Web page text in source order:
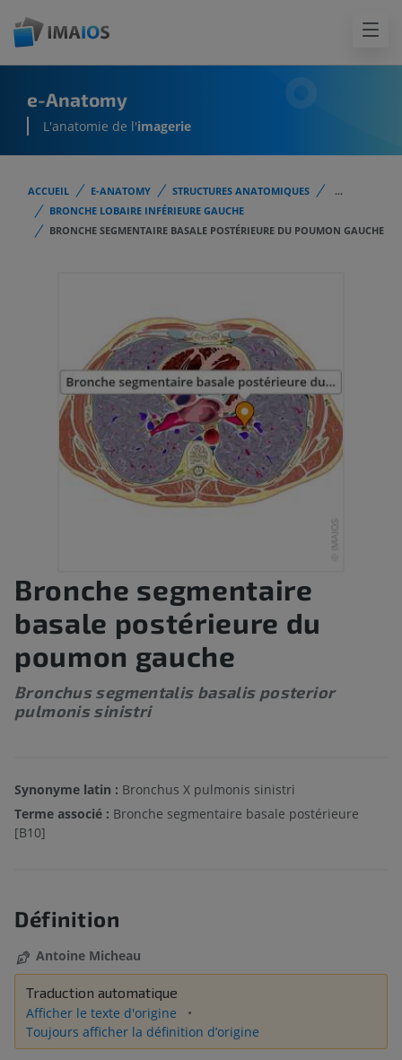
e-Anatomy
L'anatomie de l'imagerie
ACCUEIL E-ANATOMY STRUCTURES ANATOMIQUES
...
BRONCHE LOBAIRE INFÉRIEURE GAUCHE
BRONCHE SEGMENTAIRE BASALE POSTÉRIEURE DU POUMON GAUCHE
Bronche segmentaire
basale postérieure du
poumon gauche
Bronchus segmentalis basalis posterior
pulmonis sinistri
Synonyme latin : Bronchus X pulmonis sinistri
Terme associé : Bronche segmentaire basale postérieure
[B10]
Définition
Antoine Micheau
Traduction automatique
Afficher le texte d'origine
Toujours afficher la définition d’origine